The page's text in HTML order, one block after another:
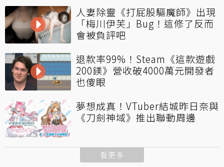
人妻除靈《打屁股驅魔師》出現
「梅川伊芙」Bug！這修了反而
會被負評吧
退款率99%！Steam《這款遊戲
200鎂》營收破4000萬元開發者
也傻眼
夢想成真！VTuber結城昨日奈與
《刀劍神域》推出聯動周邊
看更多